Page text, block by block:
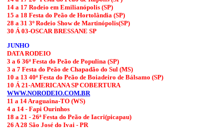
14 a 17 Rodeio em Emilianópolis (SP)
15 a 18 Festa do Peão de Hortolândia (SP)
28 a 31 3º Rodeio Show de Martinópolis(SP)
30 Á 03-OSCAR BRESSANE SP
JUNHO
DATA RODEIO
3 a 6 36ª Festa do Peão de Populina (SP)
3 a 7 Festa do Peão de Chapadão do Sul (MS)
10 a 13 40ª Festa do Peão de Boiadeiro de Bálsamo (SP)
10 Á 21-AMERICANA SP COBERTURA
WWW.NORODEIO.COM.BR
11 a 14 Araguaina-TO (WS)
4 a 14 - Fapi Ourinhos
18 a 21 - 26ª Festa do Peão de Iacri(picapau)
26 A 28 São José do Ivai - PR